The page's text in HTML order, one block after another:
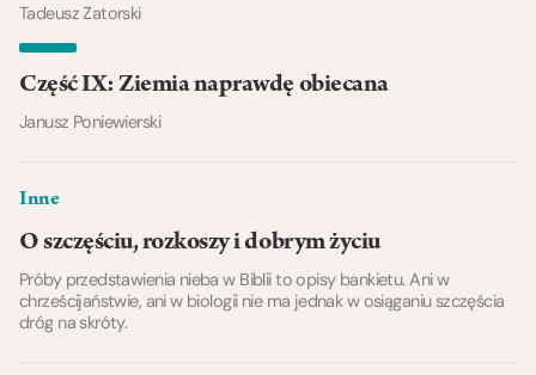
Tadeusz Zatorski
Część IX: Ziemia naprawdę obiecana
Janusz Poniewierski
Inne
O szczęściu, rozkoszy i dobrym życiu
Próby przedstawienia nieba w Biblii to opisy bankietu. Ani w
chrześcijaństwie, ani w biologii nie ma jednak w osiąganiu szczęścia
dróg na skróty.